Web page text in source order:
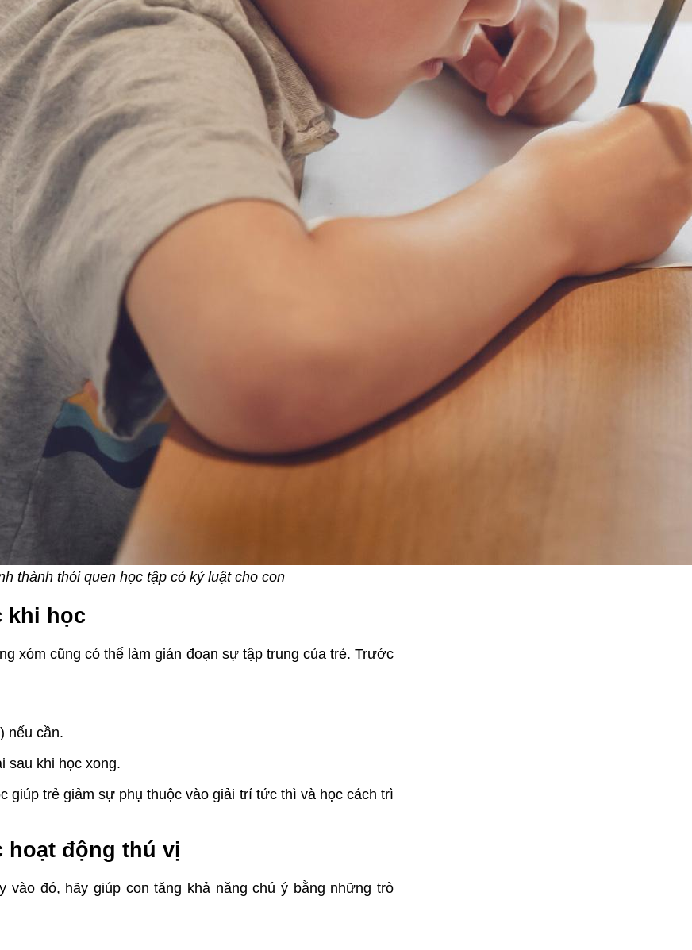
thành thói quen học tập có kỷ luật cho con
khi học
xóm cũng có thể làm gián đoạn sự tập trung của trẻ. Trước
nếu cần.
sau khi học xong.
giúp trẻ giảm sự phụ thuộc vào giải trí tức thì và học cách trì
hoạt động thú vị
vào đó, hãy giúp con tăng khả năng chú ý bằng những trò